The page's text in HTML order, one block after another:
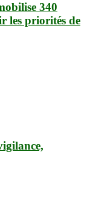
340
les priorités de